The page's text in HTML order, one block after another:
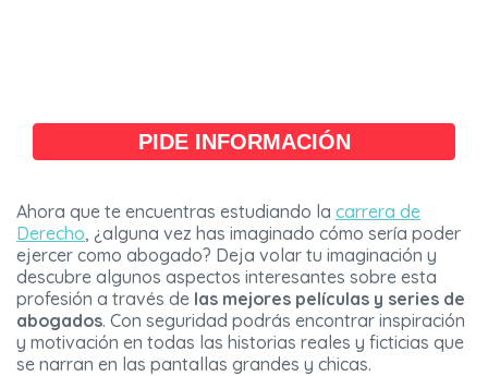
PIDE INFORMACIÓN
Ahora que te encuentras estudiando la carrera de
Derecho, ¿alguna vez has imaginado cómo sería poder
ejercer como abogado? Deja volar tu imaginación y
descubre algunos aspectos interesantes sobre esta
profesión a través de las mejores películas y series de
abogados. Con seguridad podrás encontrar inspiración
y motivación en todas las historias reales y ficticias que
se narran en las pantallas grandes y chicas.